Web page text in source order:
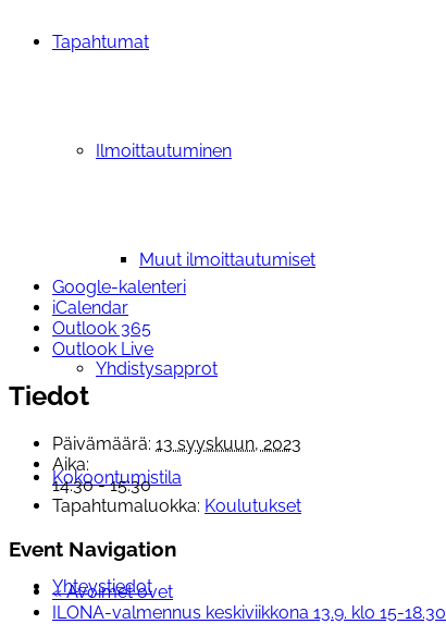
Tapahtumat
Ilmoittautuminen
Muut ilmoittautumiset
Yhdistysapprot
Kokoontumistila
Yhteystiedot
Google-kalenteri
iCalendar
Outlook 365
Outlook Live
Tiedot
Päivämäärä: 13 syyskuun, 2023
Aika:
14:30 - 15:30
Tapahtumaluokka: Koulutukset
Event Navigation
«Avoimet ovet
ILONA-valmennus keskiviikkona 13.9. klo 15-18.30